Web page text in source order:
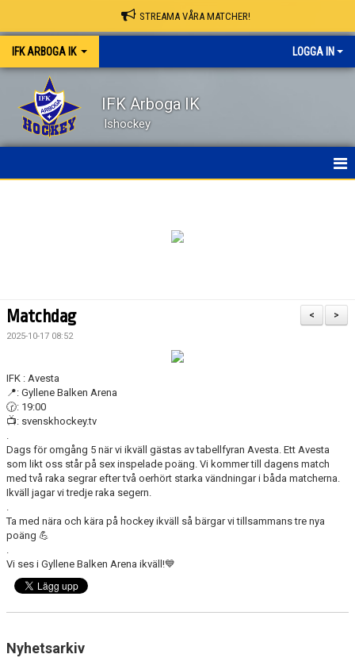
STREAMA VÅRA MATCHER!
IFK ARBOGA IK LOGGA IN
IFK Arboga IK
Ishockey
KALENDER
VÅRA LAG
ISSCHEMA
BOKA LOGE OCH MAT
DEN BLÅVITA VÄGEN
BILJETTER
A-LAGETS MATCHER 25/26
>
<
Matchdag
2025-10-17 08:52
IFK : Avesta
📍: Gyllene Balken Arena
🕝: 19:00
📺: svenskhockey.tv
.
Dags för omgång 5 när vi ikväll gästas av tabellfyran Avesta. Ett Avesta
som likt oss står på sex inspelade poäng. Vi kommer till dagens match
med två raka segrar efter två oerhört starka vändningar i båda matcherna.
Ikväll jagar vi tredje raka segern.
.
Ta med nära och kära på hockey ikväll så bärgar vi tillsammans tre nya
poäng 💪
.
Vi ses i Gyllene Balken Arena ikväll!💙
Nyhetsarkiv